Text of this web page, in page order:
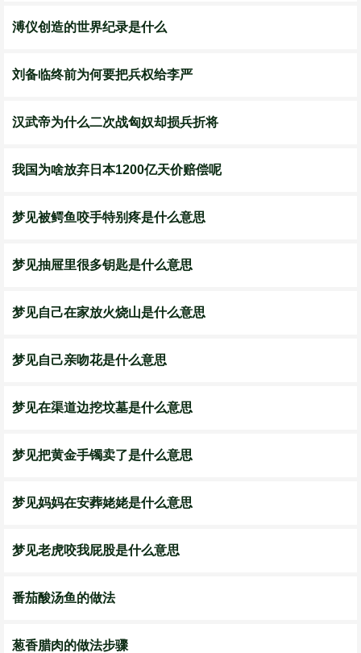
溥仪创造的世界纪录是什么
刘备临终前为何要把兵权给李严
汉武帝为什么二次战匈奴却损兵折将
我国为啥放弃日本1200亿天价赔偿呢
梦见被鳄鱼咬手特别疼是什么意思
梦见抽屉里很多钥匙是什么意思
梦见自己在家放火烧山是什么意思
梦见自己亲吻花是什么意思
梦见在渠道边挖坟墓是什么意思
梦见把黄金手镯卖了是什么意思
梦见妈妈在安葬姥姥是什么意思
梦见老虎咬我屁股是什么意思
番茄酸汤鱼的做法
葱香腊肉的做法步骤